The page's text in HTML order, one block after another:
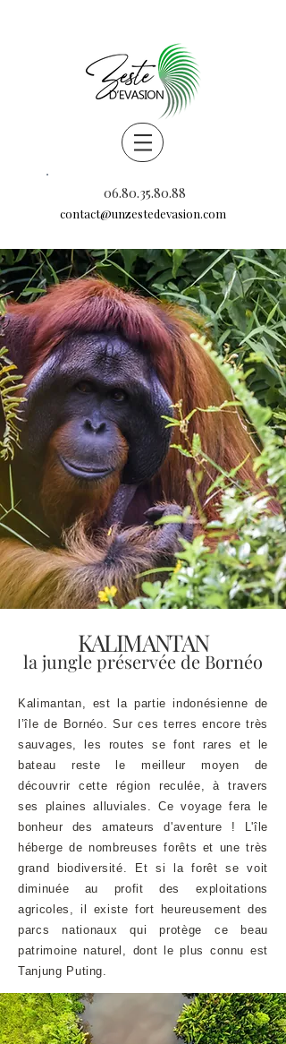
06.80.35.80.88
contact@unzestedevasion.com
KALIMANTAN
la jungle préservée de Bornéo
Kalimantan, est la partie indonésienne de
l’île de Bornéo. Sur ces terres encore très
sauvages, les routes se font rares et le
bateau reste le meilleur moyen de
découvrir cette région reculée, à travers
ses plaines alluviales. Ce voyage fera le
bonheur des amateurs d'aventure !
L'île
héberge de nombreuses forêts et une très
grand biodiversité. Et si la forêt se voit
diminuée au profit des exploitations
agricoles, il existe fort heureusement des
parcs nationaux qui protège ce beau
patrimoine naturel, dont le plus connu est
Tanjung Puting.